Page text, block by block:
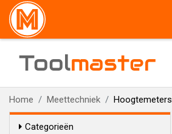
Toolmaster
Home Meettechniek Hoogtemeters
Categorieën